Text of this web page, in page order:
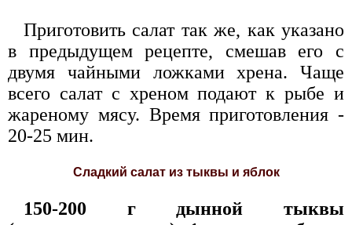
Приготовить салат так же, как указано
в предыдущем рецепте, смешав его с
двумя чайными ложками хрена. Чаще
всего салат с хреном подают к рыбе и
жареному мясу. Время приготовления -
20-25 мин.
Сладкий салат из тыквы и яблок
150-200 г дынной тыквы